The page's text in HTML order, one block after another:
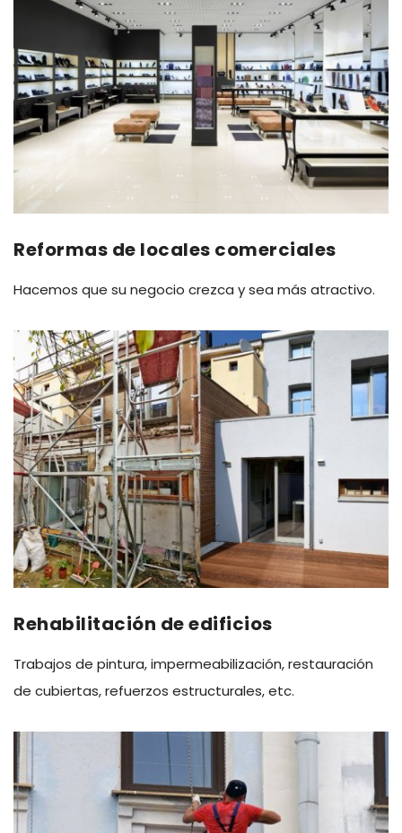
Reformas de locales comerciales
Hacemos que su negocio crezca y sea más atractivo.
Rehabilitación de edificios
Trabajos de pintura, impermeabilización, restauración
de cubiertas, refuerzos estructurales, etc.